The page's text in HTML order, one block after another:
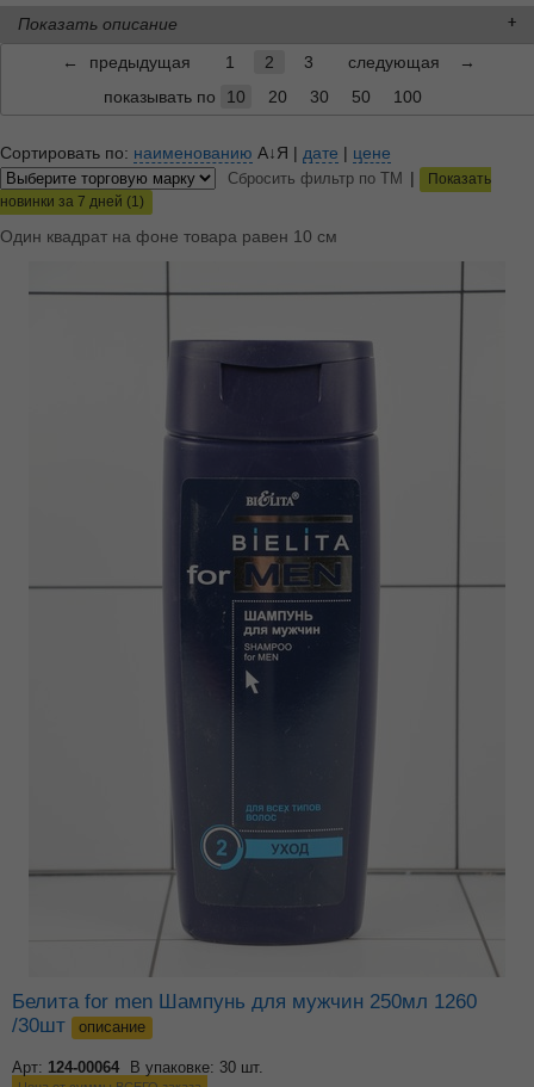
Показать описание
←
предыдущая 1 2 3 следующая
→
показывать по
10 20 30 50 100
Сортировать по: наименованию А↓Я | дате | цене
Сбросить фильтр по ТМ |
Показать
новинки за 7 дней (1)
Один квадрат на фоне товара равен 10 см
Белита for men Шампунь для мужчин 250мл 1260
/30шт
описание
Арт: 124-00064 В упаковке: 30 шт.